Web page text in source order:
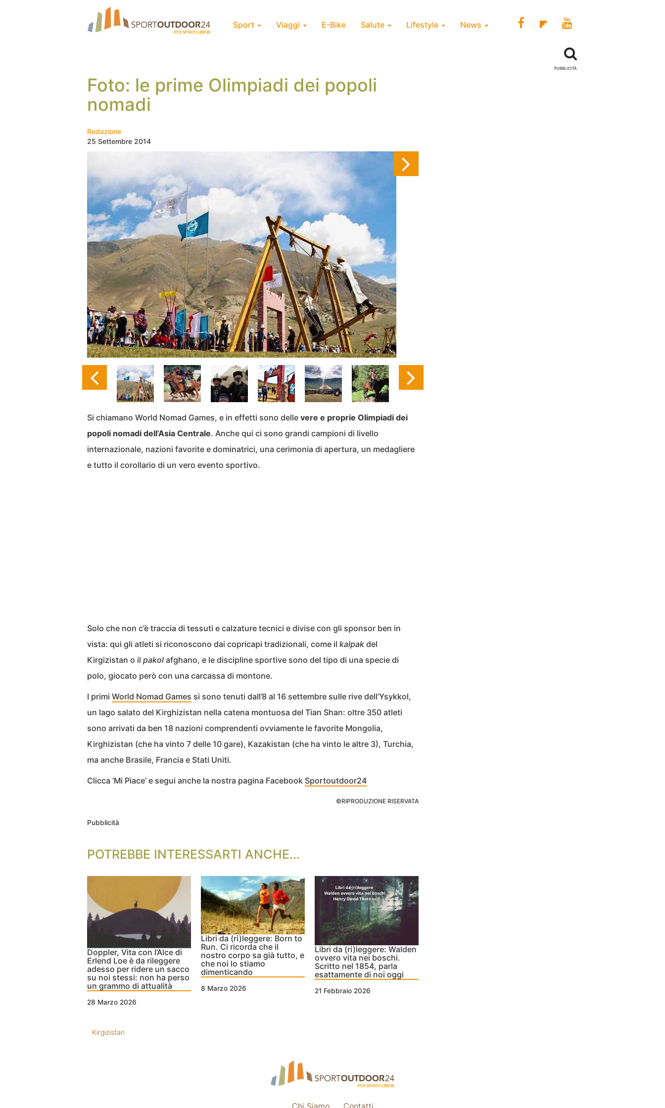
Sport Viaggi E-Bike Salute Lifestyle News
Foto: le prime Olimpiadi dei popoli
nomadi
Redazione
25 Settembre 2014
Si chiamano World Nomad Games, e in effetti sono delle vere e proprie Olimpiadi dei
popoli nomadi dell’Asia Centrale. Anche qui ci sono grandi campioni di livello
internazionale, nazioni favorite e dominatrici, una cerimonia di apertura, un medagliere
e tutto il corollario di un vero evento sportivo.
Solo che non c’è traccia di tessuti e calzature tecnici e divise con gli sponsor ben in
vista: qui gli atleti si riconoscono dai copricapi tradizionali, come il kalpak del
Kirgizistan o il pakol afghano, e le discipline sportive sono del tipo di una specie di
polo, giocato però con una carcassa di montone.
I primi World Nomad Games si sono tenuti dall’8 al 16 settembre sulle rive dell’Ysykkol,
un lago salato del Kirghizistan nella catena montuosa del Tian Shan: oltre 350 atleti
sono arrivati da ben 18 nazioni comprendenti ovviamente le favorite Mongolia,
Kirghizistan (che ha vinto 7 delle 10 gare), Kazakistan (che ha vinto le altre 3), Turchia,
ma anche Brasile, Francia e Stati Uniti.
Clicca ‘Mi Piace‘ e segui anche la nostra pagina Facebook Sportoutdoor24
©RIPRODUZIONE RISERVATA
Pubblicità
POTREBBE INTERESSARTI ANCHE...
Doppler, Vita con l’Alce di
Erlend Loe è da rileggere
adesso per ridere un sacco
su noi stessi: non ha perso
un grammo di attualità
28 Marzo 2026
Libri da (ri)leggere: Born to
Run. Ci ricorda che il
nostro corpo sa già tutto, e
che noi lo stiamo
dimenticando
8 Marzo 2026
Libri da (ri)leggere: Walden
ovvero vita nei boschi.
Scritto nel 1854, parla
esattamente di noi oggi
21 Febbraio 2026
Kirgizistan
PUBBLICITÀ
Chi Siamo Contatti